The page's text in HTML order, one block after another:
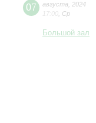
07 августа
2024
17:00 Ср
Большой зал